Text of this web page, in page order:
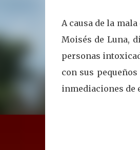
A causa de la
Moisés de Luna,
personas
con sus
inmediaciones de